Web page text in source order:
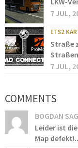
7 JUL,
ETS2
Straße
7 JUL,
COMMENTS
BOGDAN
Leider ist
Map